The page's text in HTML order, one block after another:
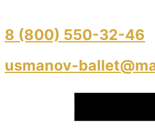
8 (800) 550-32-46
usmanov-